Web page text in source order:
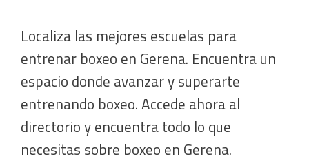
Localiza las mejores escuelas para
entrenar boxeo en Gerena. Encuentra un
espacio donde avanzar y superarte
entrenando boxeo. Accede ahora al
directorio y encuentra todo lo que
necesitas sobre boxeo en Gerena.